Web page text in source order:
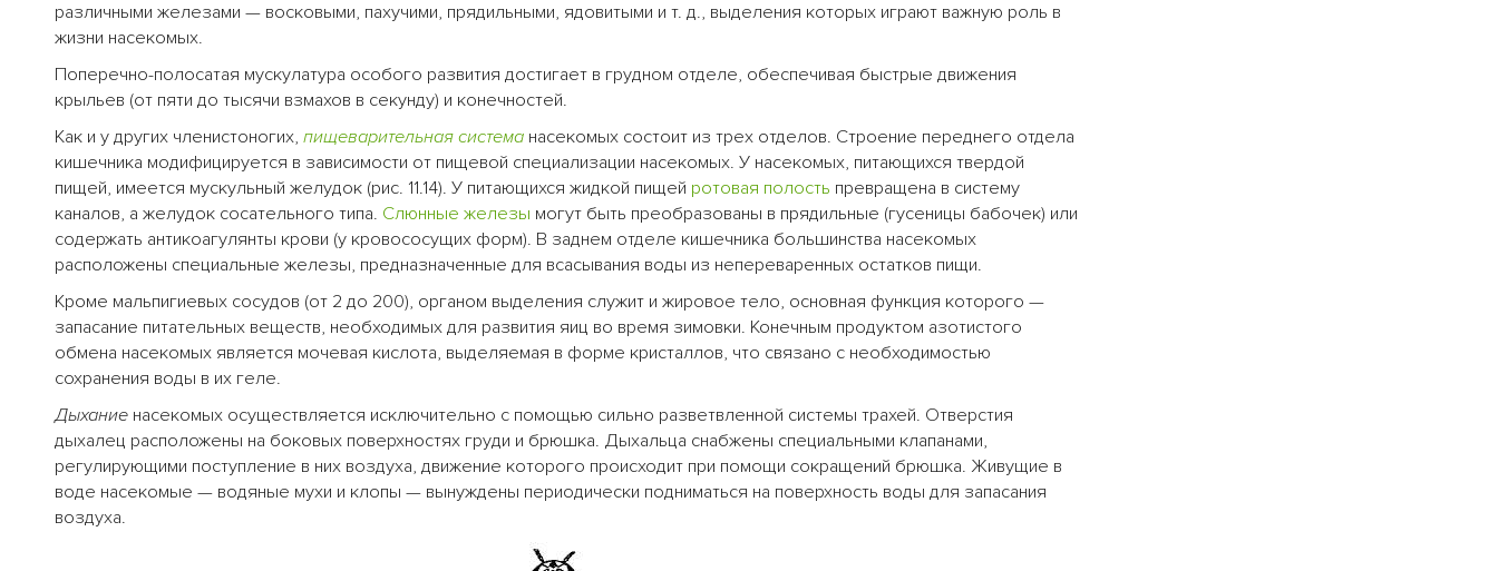
различными железами — восковыми, пахучими, прядильными, ядовитыми и т. д., выделения которых играют важную роль в
жизни насекомых.
Поперечно-полосатая мускулатура особого развития достигает в грудном отделе, обеспечивая быстрые движения
крыльев (от пяти до тысячи взмахов в секунду) и конечностей.
Как и у других членистоногих, пищеварительная система насекомых состоит из трех отделов. Строение переднего отдела
кишечника модифицируется в зависимости от пищевой специализации насекомых. У насекомых, питающихся твердой
пищей, имеется мускульный желудок (рис. 11.14). У питающихся жидкой пищей ротовая полость превращена в систему
каналов, а желудок сосательного типа. Слюнные железы могут быть преобразованы в прядильные (гусеницы бабочек) или
содержать антикоагулянты крови (у кровососущих форм). В заднем отделе кишечника большинства насекомых
расположены специальные железы, предназначенные для всасывания воды из непереваренных остатков пищи.
Кроме мальпигиевых сосудов (от 2 до 200), органом выделения служит и жировое тело, основная функция которого —
запасание питательных веществ, необходимых для развития яиц во время зимовки. Конечным продуктом азотистого
обмена насекомых является мочевая кислота, выделяемая в форме кристаллов, что связано с необходимостью
сохранения воды в их геле.
Дыхание насекомых осуществляется исключительно с помощью сильно разветвленной системы трахей. Отверстия
дыхалец расположены на боковых поверхностях груди и брюшка. Дыхальца снабжены специальными клапанами,
регулирующими поступление в них воздуха, движение которого происходит при помощи сокращений брюшка. Живущие в
воде насекомые — водяные мухи и клопы — вынуждены периодически подниматься на поверхность воды для запасания
воздуха.